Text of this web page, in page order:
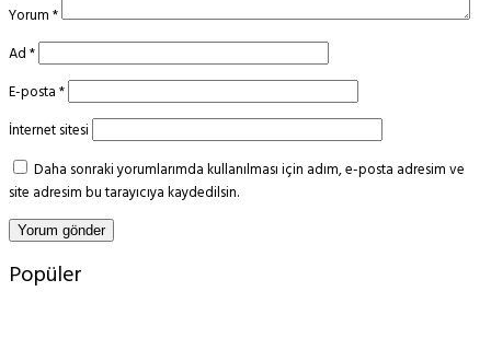
Yorum*
Ad*
E-posta*
İnternet sitesi
Daha sonraki yorumlarımda kullanılması için adım, e-posta adresim ve
site adresim bu tarayıcıya kaydedilsin.
Popüler